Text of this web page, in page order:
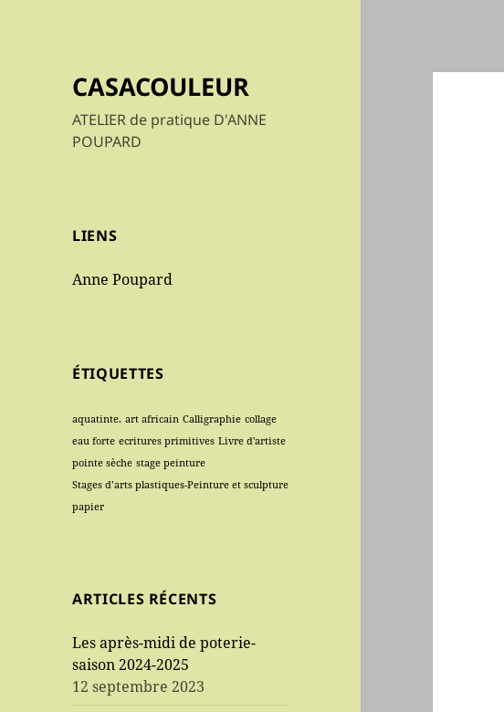
CASACOULEUR
ATELIER de pratique D'ANNE
POUPARD
LIENS
Anne Poupard
ÉTIQUETTES
aquatinte. art africain Calligraphie collage
eau forte ecritures primitives Livre d'artiste
pointe sèche stage peinture
Stages d’arts plastiques-Peinture et sculpture
papier
ARTICLES RÉCENTS
Les après-midi de poterie-
saison 2024-2025
12 septembre 2023